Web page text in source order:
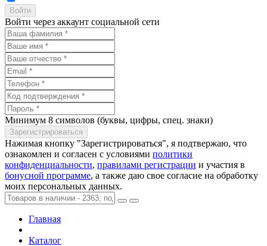
Войти через аккаунт социальной сети
Минимум 8 символов (буквы, цифры, спец. знаки)
Нажимая кнопку "Зарегистрироваться", я подтвержаю, что
ознакомлен и согласен с условиями политики
конфиденциальности, правилами регистрации и участия в
бонусной программе, а также даю свое согласие на обработку
моих персональных данных.
Главная
Каталог